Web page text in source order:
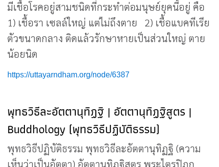
มีเชื้อโรคอยู่สามชนิดที่กระทำต่อมนุษย์ยุคนี้อยู่ คือ
1) เชื้อรา เซลล์ใหญ่ แต่ไม่ถึงตาย 2) เชื้อแบคทีเรีย
ตัวขนาดกลาง ติดแล้วรักษาหายเป็นส่วนใหญ่ ตาย
น้อยนิด
https://uttayarndham.org/node/6387
พุทธวิธีละอัตตานุทิฏฐิ | อัตตานุทิฏฐิสูตร |
Buddhology (พุทธวิธีปฏิบัติธรรม)
พุทธวิธีปฏิบัติธรรม พุทธวิธีละอัตตานุทิฏฐิ (ความ
เห็นว่าเป็นอัตตา) อัตตานุทิฏฐิสูตร พระไตรปิฎก